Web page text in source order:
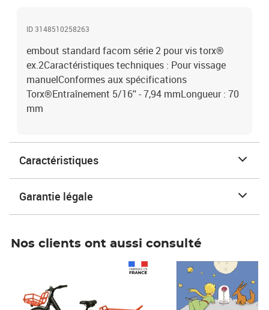
ID 3148510258263
embout standard facom série 2 pour vis torx®
ex.2Caractéristiques techniques : Pour vissage
manuelConformes aux spécifications
Torx®Entraînement 5/16'' - 7,94 mmLongueur : 70
mm
Caractéristiques
Garantie légale
Nos clients ont aussi consulté
Prix 6,25€ HT